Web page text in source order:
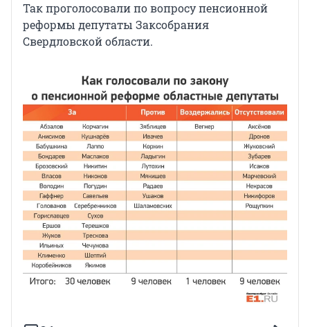
Так проголосовали по вопросу пенсионной
реформы депутаты Заксобрания
Свердловской области.